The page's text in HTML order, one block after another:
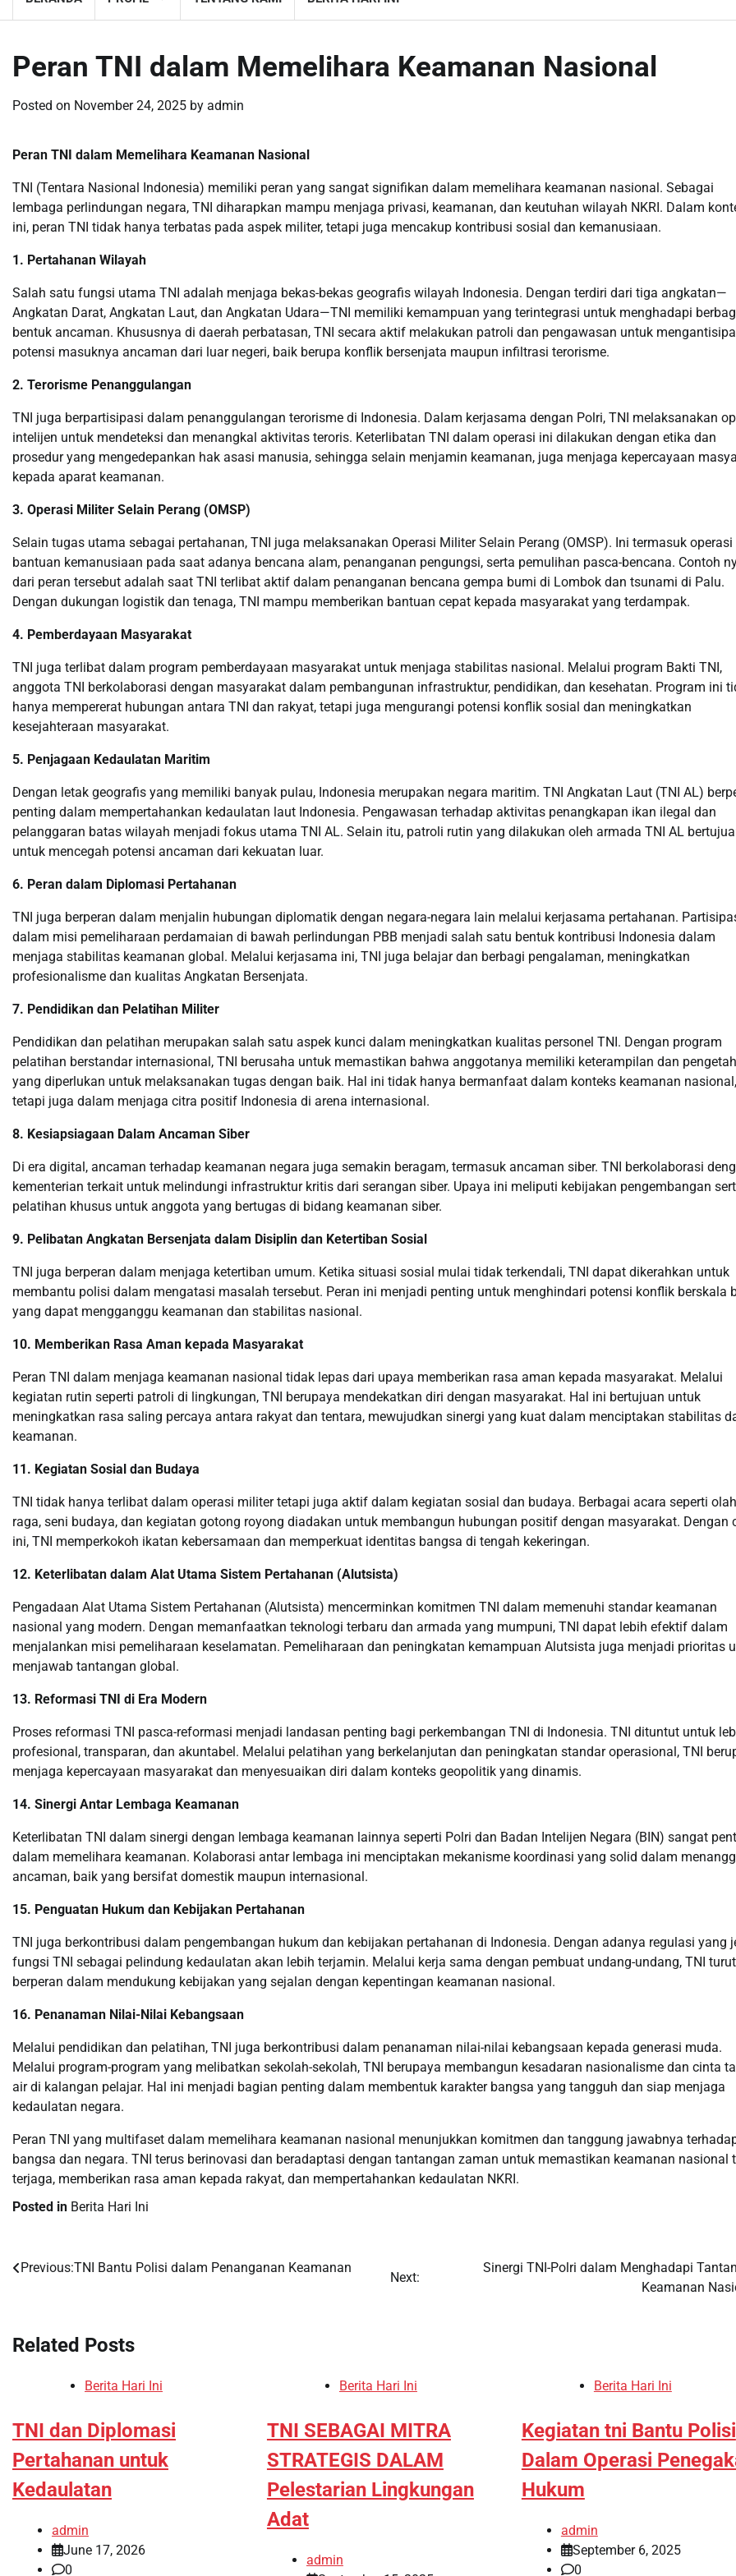
Peran TNI dalam Memelihara Keamanan Nasional
Posted on November 24, 2025 by admin
Peran TNI dalam Memelihara Keamanan Nasional
TNI (Tentara Nasional Indonesia) memiliki peran yang sangat signifikan dalam memelihara keamanan nasional. Sebagai
lembaga perlindungan negara, TNI diharapkan mampu menjaga privasi, keamanan, dan keutuhan wilayah NKRI. Dalam
ini, peran TNI tidak hanya terbatas pada aspek militer, tetapi juga mencakup kontribusi sosial dan kemanusiaan.
1. Pertahanan Wilayah
Salah satu fungsi utama TNI adalah menjaga bekas-bekas geografis wilayah Indonesia. Dengan terdiri dari tiga angkatan—
Angkatan Darat, Angkatan Laut, dan Angkatan Udara—TNI memiliki kemampuan yang terintegrasi untuk menghadapi
bentuk ancaman. Khususnya di daerah perbatasan, TNI secara aktif melakukan patroli dan pengawasan untuk
potensi masuknya ancaman dari luar negeri, baik berupa konflik bersenjata maupun infiltrasi terorisme.
2. Terorisme Penanggulangan
TNI juga berpartisipasi dalam penanggulangan terorisme di Indonesia. Dalam kerjasama dengan Polri, TNI melaksanakan
intelijen untuk mendeteksi dan menangkal aktivitas teroris. Keterlibatan TNI dalam operasi ini dilakukan dengan etika dan
prosedur yang mengedepankan hak asasi manusia, sehingga selain menjamin keamanan, juga menjaga kepercayaan
kepada aparat keamanan.
3. Operasi Militer Selain Perang (OMSP)
Selain tugas utama sebagai pertahanan, TNI juga melaksanakan Operasi Militer Selain Perang (OMSP). Ini termasuk operasi
bantuan kemanusiaan pada saat adanya bencana alam, penanganan pengungsi, serta pemulihan pasca-bencana. Contoh
dari peran tersebut adalah saat TNI terlibat aktif dalam penanganan bencana gempa bumi di Lombok dan tsunami di Palu.
Dengan dukungan logistik dan tenaga, TNI mampu memberikan bantuan cepat kepada masyarakat yang terdampak.
4. Pemberdayaan Masyarakat
TNI juga terlibat dalam program pemberdayaan masyarakat untuk menjaga stabilitas nasional. Melalui program Bakti TNI,
anggota TNI berkolaborasi dengan masyarakat dalam pembangunan infrastruktur, pendidikan, dan kesehatan. Program ini
hanya mempererat hubungan antara TNI dan rakyat, tetapi juga mengurangi potensi konflik sosial dan meningkatkan
kesejahteraan masyarakat.
5. Penjagaan Kedaulatan Maritim
Dengan letak geografis yang memiliki banyak pulau, Indonesia merupakan negara maritim. TNI Angkatan Laut (TNI AL)
penting dalam mempertahankan kedaulatan laut Indonesia. Pengawasan terhadap aktivitas penangkapan ikan ilegal dan
pelanggaran batas wilayah menjadi fokus utama TNI AL. Selain itu, patroli rutin yang dilakukan oleh armada TNI AL
untuk mencegah potensi ancaman dari kekuatan luar.
6. Peran dalam Diplomasi Pertahanan
TNI juga berperan dalam menjalin hubungan diplomatik dengan negara-negara lain melalui kerjasama pertahanan.
dalam misi pemeliharaan perdamaian di bawah perlindungan PBB menjadi salah satu bentuk kontribusi Indonesia dalam
menjaga stabilitas keamanan global. Melalui kerjasama ini, TNI juga belajar dan berbagi pengalaman, meningkatkan
profesionalisme dan kualitas Angkatan Bersenjata.
7. Pendidikan dan Pelatihan Militer
Pendidikan dan pelatihan merupakan salah satu aspek kunci dalam meningkatkan kualitas personel TNI. Dengan program
pelatihan berstandar internasional, TNI berusaha untuk memastikan bahwa anggotanya memiliki keterampilan dan
yang diperlukan untuk melaksanakan tugas dengan baik. Hal ini tidak hanya bermanfaat dalam konteks keamanan nasional,
tetapi juga dalam menjaga citra positif Indonesia di arena internasional.
8. Kesiapsiagaan Dalam Ancaman Siber
Di era digital, ancaman terhadap keamanan negara juga semakin beragam, termasuk ancaman siber. TNI berkolaborasi
kementerian terkait untuk melindungi infrastruktur kritis dari serangan siber. Upaya ini meliputi kebijakan pengembangan
pelatihan khusus untuk anggota yang bertugas di bidang keamanan siber.
9. Pelibatan Angkatan Bersenjata dalam Disiplin dan Ketertiban Sosial
TNI juga berperan dalam menjaga ketertiban umum. Ketika situasi sosial mulai tidak terkendali, TNI dapat dikerahkan untuk
membantu polisi dalam mengatasi masalah tersebut. Peran ini menjadi penting untuk menghindari potensi konflik berskala
yang dapat mengganggu keamanan dan stabilitas nasional.
10. Memberikan Rasa Aman kepada Masyarakat
Peran TNI dalam menjaga keamanan nasional tidak lepas dari upaya memberikan rasa aman kepada masyarakat. Melalui
kegiatan rutin seperti patroli di lingkungan, TNI berupaya mendekatkan diri dengan masyarakat. Hal ini bertujuan untuk
meningkatkan rasa saling percaya antara rakyat dan tentara, mewujudkan sinergi yang kuat dalam menciptakan stabilitas
keamanan.
11. Kegiatan Sosial dan Budaya
TNI tidak hanya terlibat dalam operasi militer tetapi juga aktif dalam kegiatan sosial dan budaya. Berbagai acara seperti olah
raga, seni budaya, dan kegiatan gotong royong diadakan untuk membangun hubungan positif dengan masyarakat. Dengan
ini, TNI memperkokoh ikatan kebersamaan dan memperkuat identitas bangsa di tengah kekeringan.
12. Keterlibatan dalam Alat Utama Sistem Pertahanan (Alutsista)
Pengadaan Alat Utama Sistem Pertahanan (Alutsista) mencerminkan komitmen TNI dalam memenuhi standar keamanan
nasional yang modern. Dengan memanfaatkan teknologi terbaru dan armada yang mumpuni, TNI dapat lebih efektif dalam
menjalankan misi pemeliharaan keselamatan. Pemeliharaan dan peningkatan kemampuan Alutsista juga menjadi prioritas
menjawab tantangan global.
13. Reformasi TNI di Era Modern
Proses reformasi TNI pasca-reformasi menjadi landasan penting bagi perkembangan TNI di Indonesia. TNI dituntut untuk
profesional, transparan, dan akuntabel. Melalui pelatihan yang berkelanjutan dan peningkatan standar operasional, TNI
menjaga kepercayaan masyarakat dan menyesuaikan diri dalam konteks geopolitik yang dinamis.
14. Sinergi Antar Lembaga Keamanan
Keterlibatan TNI dalam sinergi dengan lembaga keamanan lainnya seperti Polri dan Badan Intelijen Negara (BIN) sangat
dalam memelihara keamanan. Kolaborasi antar lembaga ini menciptakan mekanisme koordinasi yang solid dalam
ancaman, baik yang bersifat domestik maupun internasional.
15. Penguatan Hukum dan Kebijakan Pertahanan
TNI juga berkontribusi dalam pengembangan hukum dan kebijakan pertahanan di Indonesia. Dengan adanya regulasi yang
fungsi TNI sebagai pelindung kedaulatan akan lebih terjamin. Melalui kerja sama dengan pembuat undang-undang, TNI turut
berperan dalam mendukung kebijakan yang sejalan dengan kepentingan keamanan nasional.
16. Penanaman Nilai-Nilai Kebangsaan
Melalui pendidikan dan pelatihan, TNI juga berkontribusi dalam penanaman nilai-nilai kebangsaan kepada generasi muda.
Melalui program-program yang melibatkan sekolah-sekolah, TNI berupaya membangun kesadaran nasionalisme dan cinta
air di kalangan pelajar. Hal ini menjadi bagian penting dalam membentuk karakter bangsa yang tangguh dan siap menjaga
kedaulatan negara.
Peran TNI yang multifaset dalam memelihara keamanan nasional menunjukkan komitmen dan tanggung jawabnya
bangsa dan negara. TNI terus berinovasi dan beradaptasi dengan tantangan zaman untuk memastikan keamanan nasional
terjaga, memberikan rasa aman kepada rakyat, dan mempertahankan kedaulatan NKRI.
Posted in Berita Hari Ini
Post
Previous:TNI Bantu Polisi dalam Penanganan Keamanan
Next:
Sinergi TNI-Polri dalam Menghadapi
Keamanan
Related Posts
Berita Hari Ini
TNI dan Diplomasi
Pertahanan untuk
Kedaulatan
admin
June 17, 2026
0
Berita Hari Ini
TNI SEBAGAI MITRA
STRATEGIS DALAM
Pelestarian Lingkungan
Adat
admin
Berita Hari Ini
Kegiatan tni Bantu Polisi
Dalam Operasi
Hukum
admin
September 6, 2025
0